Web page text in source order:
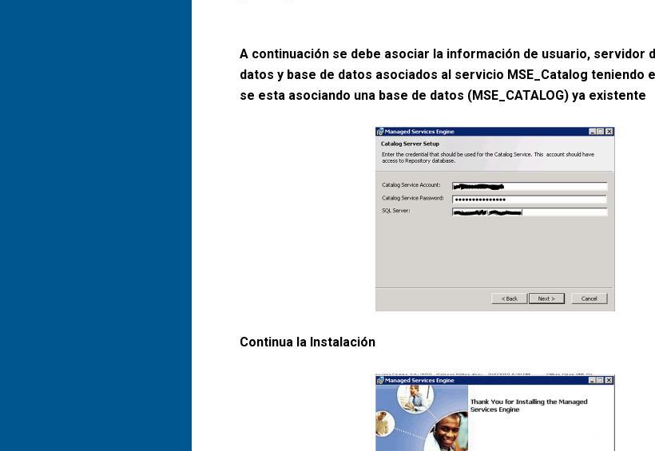
A continuación se debe asociar la información de usuario, servidor
datos y base de datos asociados al servicio MSE_Catalog teniendo
se esta asociando una base de datos (MSE_CATALOG) ya existente
Continua la Instalación